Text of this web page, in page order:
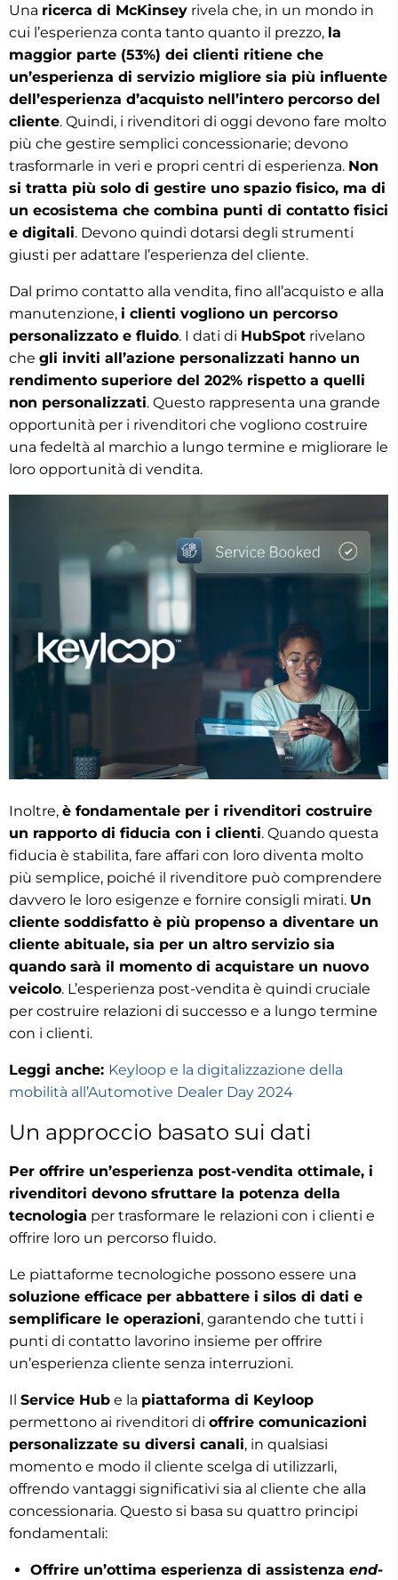
Una ricerca di McKinsey rivela che, in un mondo in
cui l’esperienza conta tanto quanto il prezzo, la
maggior parte (53%) dei clienti ritiene che
un’esperienza di servizio migliore sia più influente
dell’esperienza d’acquisto nell’intero percorso del
cliente. Quindi, i rivenditori di oggi devono fare molto
più che gestire semplici concessionarie; devono
trasformarle in veri e propri centri di esperienza. Non
si tratta più solo di gestire uno spazio fisico, ma di
un ecosistema che combina punti di contatto fisici
e digitali. Devono quindi dotarsi degli strumenti
giusti per adattare l’esperienza del cliente.
Dal primo contatto alla vendita, fino all’acquisto e alla
manutenzione, i clienti vogliono un percorso
personalizzato e fluido. I dati di HubSpot rivelano
che gli inviti all’azione personalizzati hanno un
rendimento superiore del 202% rispetto a quelli
non personalizzati. Questo rappresenta una grande
opportunità per i rivenditori che vogliono costruire
una fedeltà al marchio a lungo termine e migliorare le
loro opportunità di vendita.
Inoltre, è fondamentale per i rivenditori costruire
un rapporto di fiducia con i clienti. Quando questa
fiducia è stabilita, fare affari con loro diventa molto
più semplice, poiché il rivenditore può comprendere
davvero le loro esigenze e fornire consigli mirati. Un
cliente soddisfatto è più propenso a diventare un
cliente abituale, sia per un altro servizio sia
quando sarà il momento di acquistare un nuovo
veicolo. L’esperienza post-vendita è quindi cruciale
per costruire relazioni di successo e a lungo termine
con i clienti.
Leggi anche: Keyloop e la digitalizzazione della
mobilità all’Automotive Dealer Day 2024
Un approccio basato sui dati
Per offrire un’esperienza post-vendita ottimale, i
rivenditori devono sfruttare la potenza della
tecnologia per trasformare le relazioni con i clienti e
offrire loro un percorso fluido.
Le piattaforme tecnologiche possono essere una
soluzione efficace per abbattere i silos di dati e
semplificare le operazioni, garantendo che tutti i
punti di contatto lavorino insieme per offrire
un’esperienza cliente senza interruzioni.
Il Service Hub e la piattaforma di Keyloop
permettono ai rivenditori di offrire comunicazioni
personalizzate su diversi canali, in qualsiasi
momento e modo il cliente scelga di utilizzarli,
offrendo vantaggi significativi sia al cliente che alla
concessionaria. Questo si basa su quattro principi
fondamentali:
Offrire un’ottima esperienza di assistenza end-